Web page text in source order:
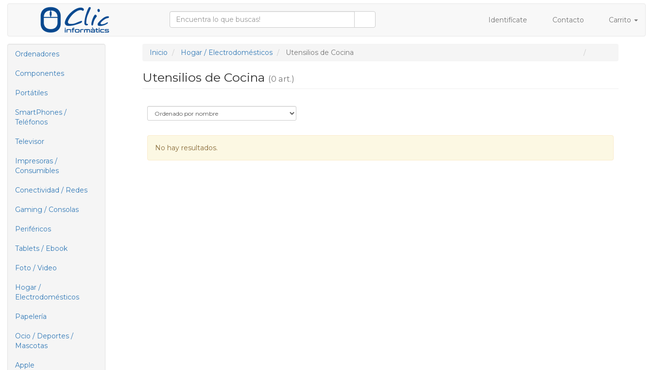
Identifícate Contacto Carrito
Ordenadores
Componentes
Portátiles
SmartPhones /
Teléfonos
Televisor
Impresoras /
Consumibles
Conectividad / Redes
Gaming / Consolas
Periféricos
Tablets / Ebook
Foto / Video
Hogar /
Electrodomésticos
Papelería
Ocio / Deportes /
Mascotas
Apple
Inicio Hogar / Electrodomésticos Utensilios de Cocina
Utensilios de Cocina (0 art.)
No hay resultados.